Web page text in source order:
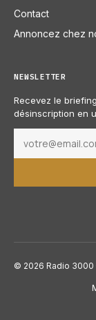
Contact
Annoncez chez
NEWSLETTER
Recevez le
désinscription en
© 2026 Radio 3000